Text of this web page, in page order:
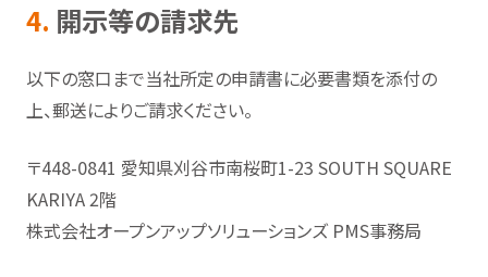
4. 開示等の請求先
以下の窓口まで当社所定の申請書に必要書類を添付の
上、郵送によりご請求ください。
〒448-0841 愛知県刈谷市南桜町1-23 SOUTH SQUARE
KARIYA 2階
株式会社オープンアップソリューションズ PMS事務局